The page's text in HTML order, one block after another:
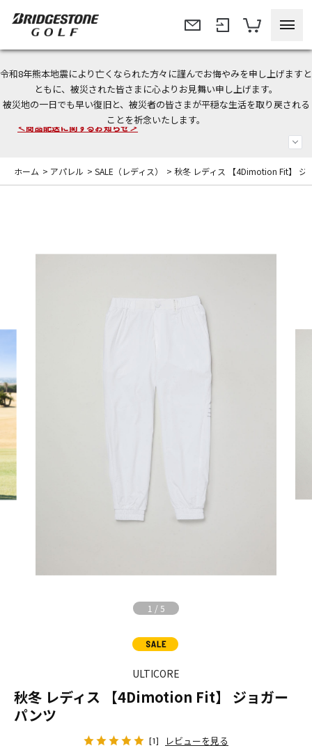
令和8年熊本地震により亡くなられた方々に謹んでお悔やみを申し上げますと
ともに、被災された皆さまに心よりお見舞い申し上げます。
被災地の一日でも早い復旧と、被災者の皆さまが平穏な生活を取り戻される
ことを祈念いたします。
今なら新規会員登録で1,000円OFFクーポンプレゼント！
＜商品配送に関するお知らせ＞
ホーム > アパレル > SALE（レディス） > 秋冬 レディス 【4Dimotion Fit】 ジ
1 / 5
ULTICORE
秋冬 レディス 【4Dimotion Fit】 ジョガー
パンツ
[1] レビューを見る